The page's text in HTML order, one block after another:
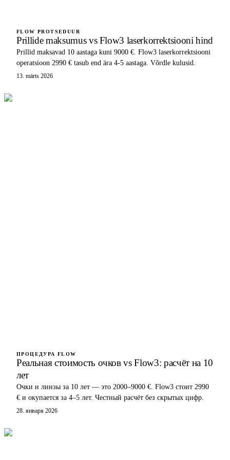
FLOW PROTSEDUUR
Prillide maksumus vs Flow3 laserkorrektsiooni hind
Prillid maksavad 10 aastaga kuni 9000 €. Flow3 laserkorrektsiooni
operatsioon 2990 € tasub end ära 4-5 aastaga. Võrdle kulusid.
13. märts 2026
ПРОЦЕДУРА FLOW
Реальная стоимость очков vs Flow3: расчёт на 10
лет
Очки и линзы за 10 лет — это 2000–9000 €. Flow3 стоит 2990
€ и окупается за 4–5 лет. Честный расчёт без скрытых цифр.
28. января 2026